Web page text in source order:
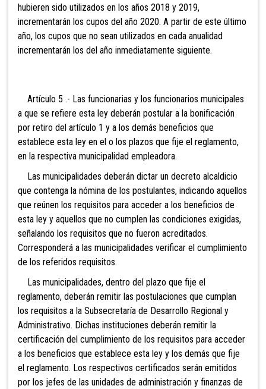
hubieren sido utilizados en los años 2018 y 2019,
incrementarán los cupos del año 2020. A partir de este último
año, los cupos que no sean utilizados en cada anualidad
incrementarán los del año inmediatamente siguiente.
Artículo 5 .- Las funcionarias y los funcionarios municipales
a que se refiere esta ley deberán postular a la bonificación
por retiro del artículo 1 y a los demás beneficios que
establece esta ley en el o los plazos que fije el reglamento,
en la respectiva municipalidad empleadora.
Las municipalidades deberán dictar un decreto alcaldicio
que contenga la nómina de los postulantes, indicando aquellos
que reúnen los requisitos para acceder a los beneficios de
esta ley y aquellos que no cumplen las condiciones exigidas,
señalando los requisitos que no fueron acreditados.
Corresponderá a las municipalidades verificar el cumplimiento
de los referidos requisitos.
Las municipalidades, dentro del plazo que fije el
reglamento, deberán remitir las postulaciones que cumplan
los requisitos a la Subsecretaría de Desarrollo Regional y
Administrativo. Dichas instituciones deberán remitir la
certificación del cumplimiento de los requisitos para acceder
a los beneficios que establece esta ley y los demás que fije
el reglamento. Los respectivos certificados serán emitidos
por los jefes de las unidades de administración y finanzas de